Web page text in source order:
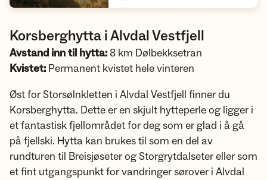
Korsberghytta i Alvdal Vestfjell
Avstand inn til hytta: 8 km Dølbekksetran
Kvistet: Permanent kvistet hele vinteren
Øst for Storsølnkletten i Alvdal Vestfjell finner du
Korsberghytta. Dette er en skjult hytteperle og ligger i
et fantastisk fjellområdet for deg som er glad i å gå
på fjellski. Hytta kan brukes til som en del av
rundturen til Breisjøseter og Storgrytdalseter eller som
et fint utgangspunkt for vandringer sørover i Alvdal